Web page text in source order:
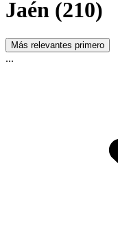
Jaén (210)
Más relevantes primero
...